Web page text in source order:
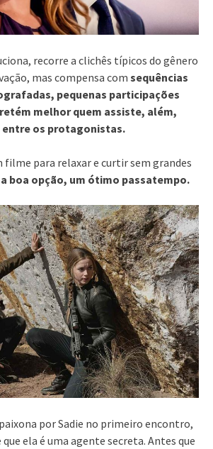
recorre a clichês típicos do gênero
mas compensa com sequências
pequenas participações
melhor quem assiste, além,
os protagonistas.
filme para relaxar e curtir sem grandes
boa opção, um ótimo passatempo.
por Sadie no primeiro encontro,
ela é uma agente secreta. Antes que